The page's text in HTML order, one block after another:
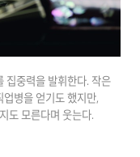
집중력을 발휘한다. 작은
병을 얻기도 했지만,
도 모른다며 웃는다.